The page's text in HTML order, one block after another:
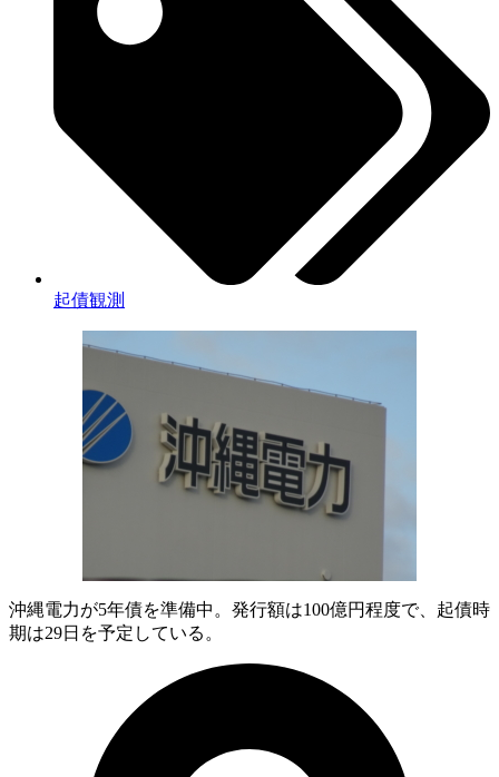
起債観測
沖縄電力が5年債を準備中。発行額は100億円程度で、起債時
期は29日を予定している。